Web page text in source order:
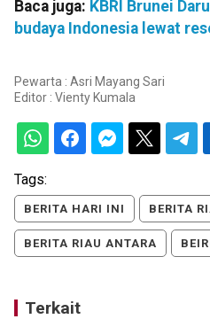
Baca juga: KBRI Brunei
budaya Indonesia lewat
Pewarta : Asri Mayang Sari
Editor : Vienty Kumala
Tags:
BERITA HARI INI BERITA
BERITA RIAU ANTARA
Terkait